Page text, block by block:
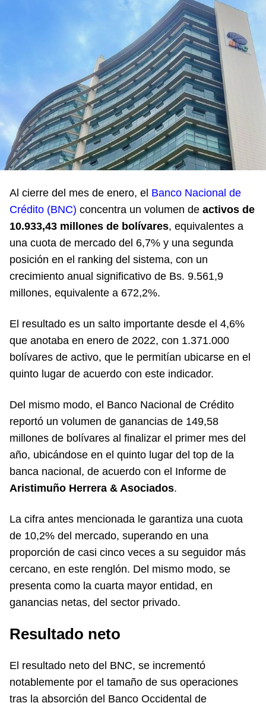
Al cierre del mes de enero, el Banco Nacional de
Crédito (BNC) concentra un volumen de activos de
10.933,43 millones de bolívares, equivalentes a
una cuota de mercado del 6,7% y una segunda
posición en el ranking del sistema, con un
crecimiento anual significativo de Bs. 9.561,9
millones, equivalente a 672,2%.
El resultado es un salto importante desde el 4,6%
que anotaba en enero de 2022, con 1.371.000
bolívares de activo, que le permitían ubicarse en el
quinto lugar de acuerdo con este indicador.
Del mismo modo, el Banco Nacional de Crédito
reportó un volumen de ganancias de 149,58
millones de bolívares al finalizar el primer mes del
año, ubicándose en el quinto lugar del top de la
banca nacional, de acuerdo con el Informe de
Aristimuño Herrera & Asociados.
La cifra antes mencionada le garantiza una cuota
de 10,2% del mercado, superando en una
proporción de casi cinco veces a su seguidor más
cercano, en este renglón. Del mismo modo, se
presenta como la cuarta mayor entidad, en
ganancias netas, del sector privado.
Resultado neto
El resultado neto del BNC, se incrementó
notablemente por el tamaño de sus operaciones
tras la absorción del Banco Occidental de